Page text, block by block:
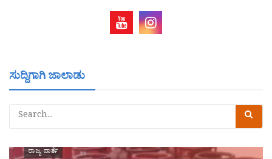
ಸುದ್ದಿಗಾಗಿ ಜಾಲಾಡು
ರಾಜ್ಯ ವಾರ್ತೆ